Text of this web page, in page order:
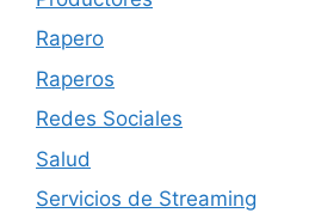
Rapero
Raperos
Redes Sociales
Salud
Servicios de Streaming